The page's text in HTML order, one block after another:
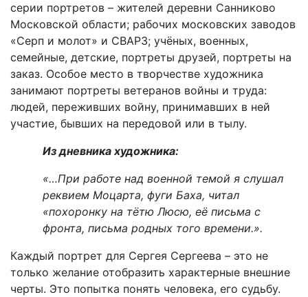
серии портретов – жителей деревни Санниково
Московской области; рабочих московских заводов
«Серп и молот» и СВАРЗ; учёных, военных,
семейные, детские, портреты друзей, портреты на
заказ. Особое место в творчестве художника
занимают портреты ветеранов войны и труда:
людей, переживших войну, принимавших в ней
участие, бывших на передовой или в тылу.
Из дневника художника:
«…При работе над военной темой я слушал
реквием Моцарта, фуги Баха, читал
«похоронку на тётю Люсю, её письма с
фронта, письма родных того времени.».
Каждый портрет для Сергея Сергеева – это не
только желание отобразить характерные внешние
черты. Это попытка понять человека, его судьбу.